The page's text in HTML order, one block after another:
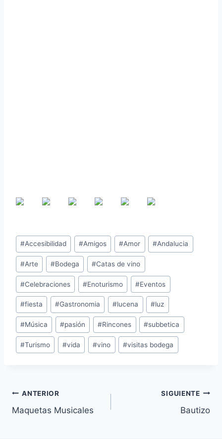
#Accesibilidad #Amigos #Amor #Andalucia
#Arte #Bodega #Catas de vino
#Celebraciones #Enoturismo #Eventos
#fiesta #Gastronomia #lucena #luz
#Música #pasión #Rincones #subbetica
#Turismo #vida #vino #visitas bodega
ANTERIOR
Maquetas Musicales
SIGUIENTE
Bautizo